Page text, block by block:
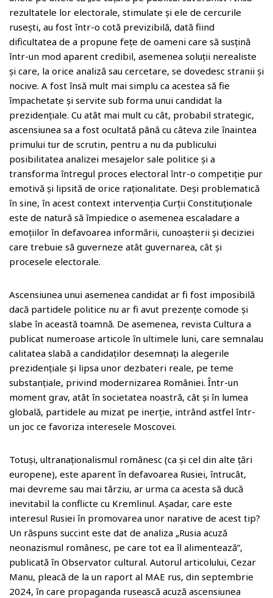
rezultatele lor electorale, stimulate și ele de cercurile
rusești, au fost într-o cotă previzibilă, dată fiind
dificultatea de a propune fețe de oameni care să susțină
într-un mod aparent credibil, asemenea soluții nerealiste
și care, la orice analiză sau cercetare, se dovedesc stranii și
nocive. A fost însă mult mai simplu ca acestea să fie
împachetate și servite sub forma unui candidat la
prezidențiale. Cu atât mai mult cu cât, probabil strategic,
ascensiunea sa a fost ocultată până cu câteva zile înaintea
primului tur de scrutin, pentru a nu da publicului
posibilitatea analizei mesajelor sale politice și a
transforma întregul proces electoral într-o competiție pur
emotivă și lipsită de orice raționalitate. Deși problematică
în sine, în acest context intervenția Curții Constituționale
este de natură să împiedice o asemenea escaladare a
emoțiilor în defavoarea informării, cunoașterii și deciziei
care trebuie să guverneze atât guvernarea, cât și
procesele electorale.
Ascensiunea unui asemenea candidat ar fi fost imposibilă
dacă partidele politice nu ar fi avut prezențe comode și
slabe în această toamnă. De asemenea, revista Cultura a
publicat numeroase articole în ultimele luni, care semnalau
calitatea slabă a candidaților desemnați la alegerile
prezidențiale și lipsa unor dezbateri reale, pe teme
substanțiale, privind modernizarea României. Într-un
moment grav, atât în societatea noastră, cât și în lumea
globală, partidele au mizat pe inerție, intrând astfel într-
un joc ce favoriza interesele Moscovei.
Totuși, ultranaționalismul românesc (ca și cel din alte țări
europene), este aparent în defavoarea Rusiei, întrucât,
mai devreme sau mai târziu, ar urma ca acesta să ducă
inevitabil la conflicte cu Kremlinul. Așadar, care este
interesul Rusiei în promovarea unor narative de acest tip?
Un răspuns succint este dat de analiza „Rusia acuză
neonazismul românesc, pe care tot ea îl alimentează”,
publicată în Observator cultural. Autorul articolului, Cezar
Manu, pleacă de la un raport al MAE rus, din septembrie
2024, în care propaganda rusească acuză ascensiunea